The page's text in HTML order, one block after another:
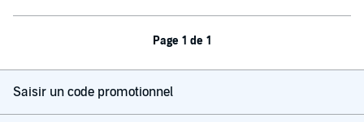
Page 1 de 1
Saisir un code promotionnel